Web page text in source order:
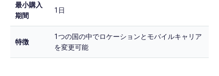
最小購入
期間
1日
特徴
1つの国の中でロケーションとモバイルキャリア
を変更可能